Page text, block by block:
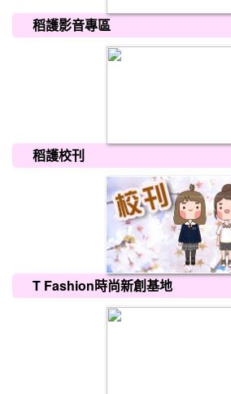
稻護影音專區
稻護校刊
T Fashion時尚新創基地